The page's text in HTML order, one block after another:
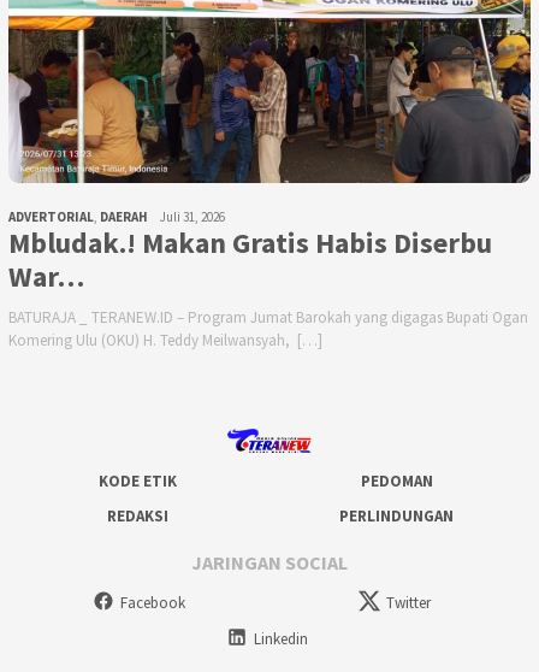
ADVERTORIAL DAERAH Juli 31, 2026
Mbludak.! Makan Gratis Habis Diserbu
War…
BATURAJA _ TERANEW.ID – Program Jumat Barokah yang digagas Bupati Ogan
Komering Ulu (OKU) H. Teddy Meilwansyah, […]
KODE ETIK
PEDOMAN
REDAKSI
PERLINDUNGAN
JARINGAN SOCIAL
Facebook
Twitter
Linkedin